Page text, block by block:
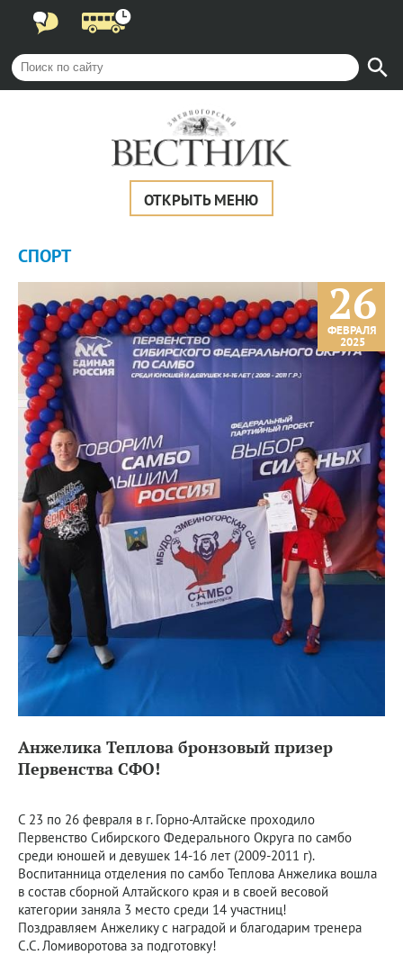
ОТКРЫТЬ МЕНЮ
СПОРТ
26
ФЕВРАЛЯ
2025
Анжелика Теплова бронзовый призер
Первенства СФО!
С 23 по 26 февраля в г. Горно-Алтайске проходило
Первенство Сибирского Федерального Округа по самбо
среди юношей и девушек 14-16 лет (2009-2011 г).
Воспитанница отделения по самбо Теплова Анжелика вошла
в состав сборной Алтайского края и в своей весовой
категории заняла 3 место среди 14 участниц!
Поздравляем Анжелику с наградой и благодарим тренера
С.С. Ломиворотова за подготовку!